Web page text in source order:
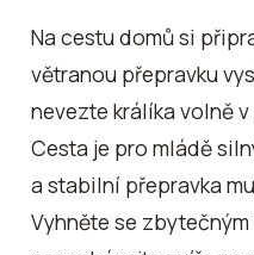
Na cestu domů si
větranou přepravku
nevezte králíka volně
Cesta je pro mládě
a stabilní přepravka
Vyhněte se